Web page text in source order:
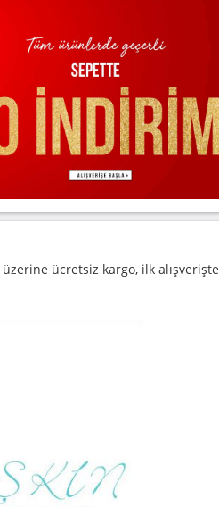
ücretsiz kargo, ilk alışverişte